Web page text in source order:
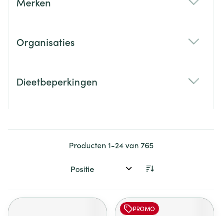
Organisaties
Dieetbeperkingen
Producten1-24van765
Sorteer op:
PROMO